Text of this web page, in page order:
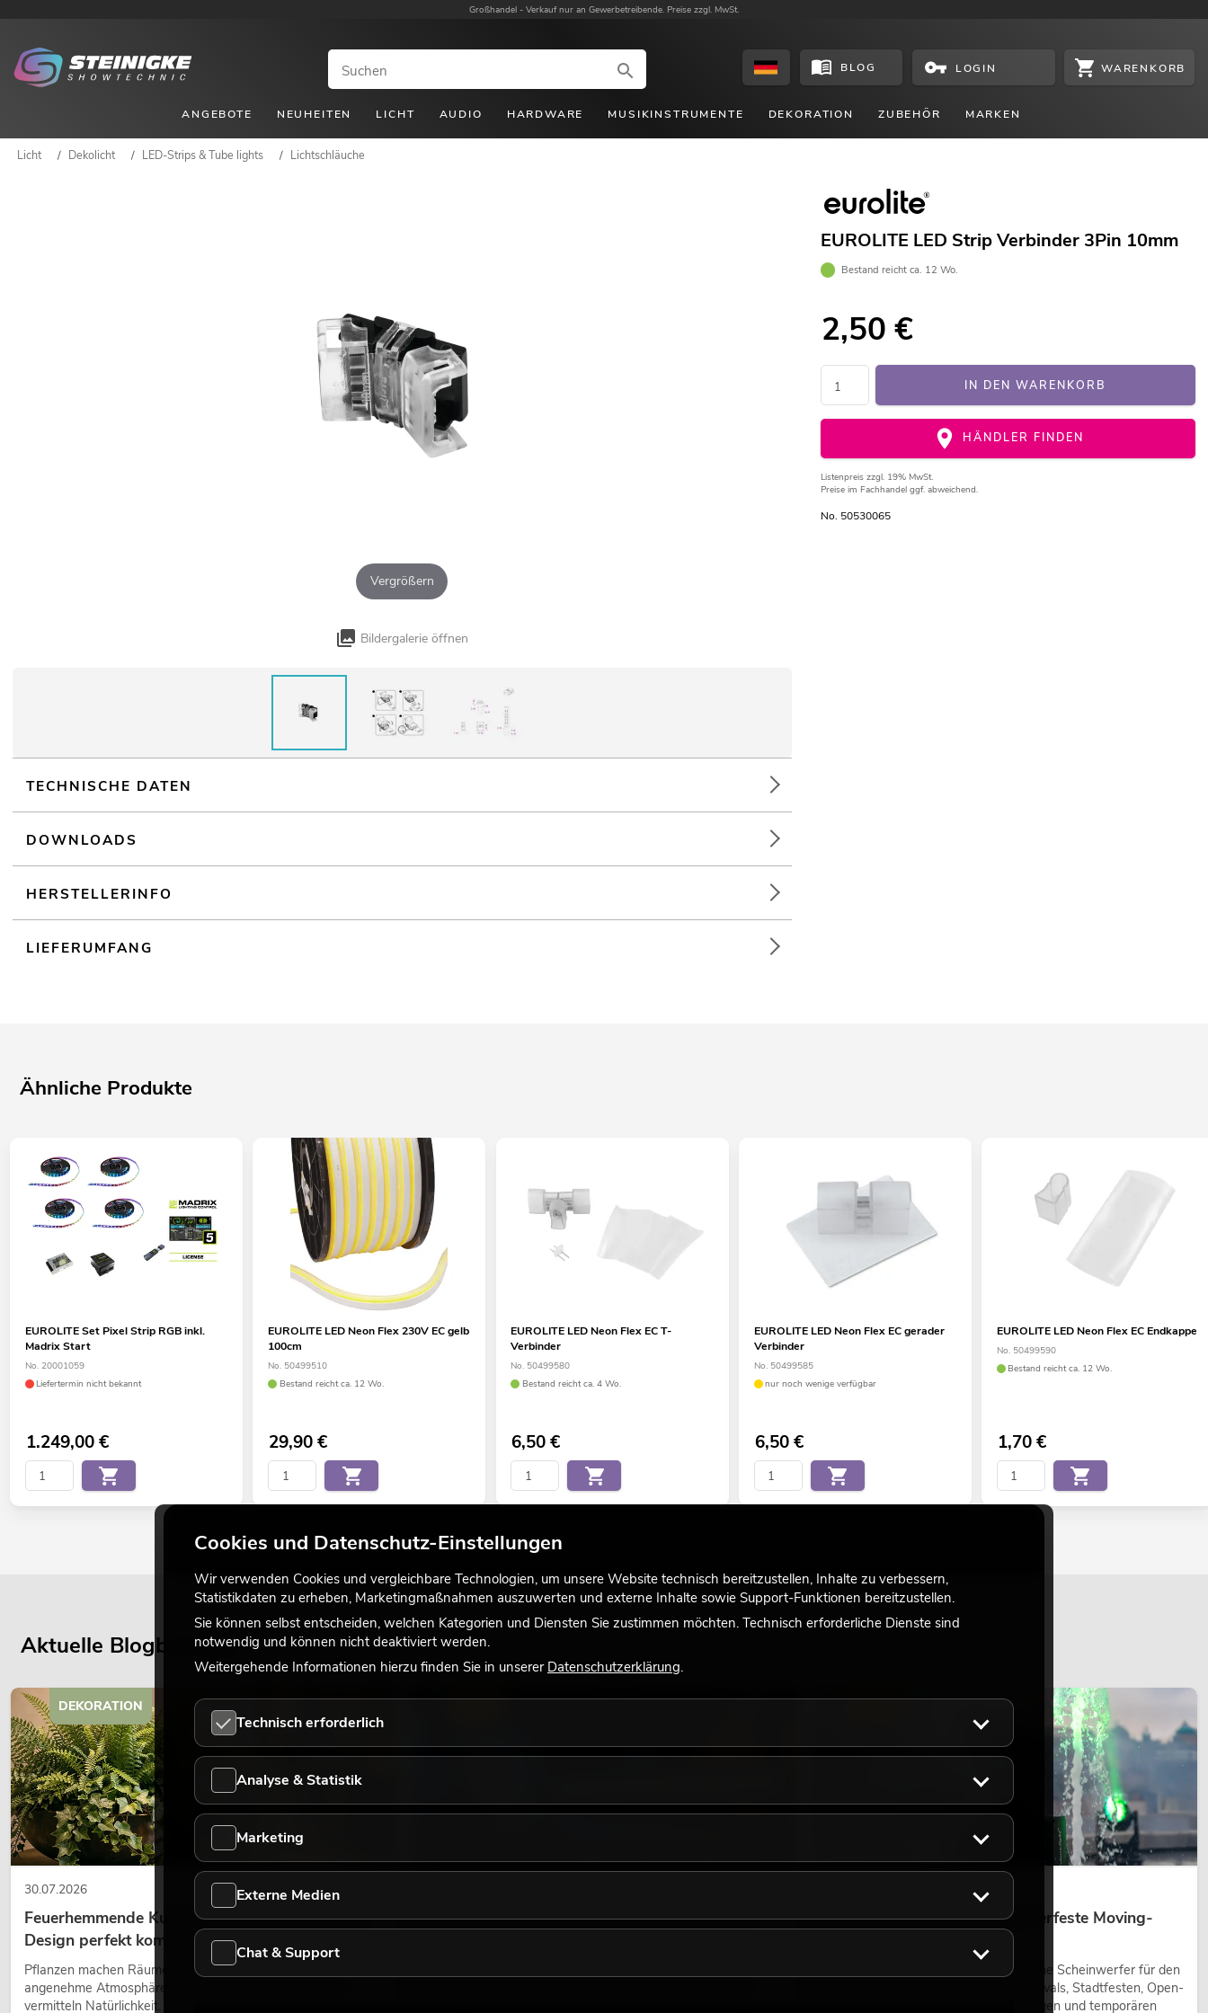
Großhandel - Verkauf nur an Gewerbetreibende. Preise zzgl. MwSt.
BLOG LOGIN WARENKORB
ANGEBOTE NEUHEITEN LICHT AUDIO HARDWARE MUSIKINSTRUMENTE DEKORATION ZUBEHÖR MARKEN
Licht / Dekolicht / LED-Strips & Tube lights / Lichtschläuche
Vergrößern
Bildergalerie öffnen
EUROLITE LED Strip Verbinder 3Pin 10mm
Bestand reicht ca. 12 Wo.
2,50 €
IN DEN WARENKORB
HÄNDLER FINDEN
Listenpreis zzgl. 19% MwSt.
Preise im Fachhandel ggf. abweichend.
No. 50530065
TECHNISCHE DATEN
DOWNLOADS
HERSTELLERINFO
LIEFERUMFANG
Ähnliche Produkte
EUROLITE Set Pixel Strip RGB inkl.
Madrix Start
No. 20001059
Liefertermin nicht bekannt
1.249,00€
EUROLITE LED Neon Flex 230V EC gelb
100cm
No. 50499510
Bestand reicht ca. 12 Wo.
29,90€
EUROLITE LED Neon Flex EC T-
Verbinder
No. 50499580
Bestand reicht ca. 4 Wo.
6,50€
EUROLITE LED Neon Flex EC gerader
Verbinder
No. 50499585
nur noch wenige verfügbar
6,50€
EUROLITE LED Neon Flex EC Endkappe
No. 50499590
Bestand reicht ca. 12 Wo.
1,70€
Aktuelle Blogbeiträge
30.07.2026
Feuerhemmende Kunstpflanzen: Sicherheit und
Design perfekt kombiniert
Pflanzen machen Räume lebendig. Sie schaffen eine
angenehme Atmosphäre, verbessern das Ambiente und
vermitteln Natürlichkeit. Ob in Hotels, Restaurants,
DEKORATION
Retro-Licht im modernen Lichtdesign: Warum
Outdoor Moving-Heads: Wetterfeste Moving-
Outdoor Moving-Heads sind bewegliche Scheinwerfer für den
Einsatz im Freien. Sie werden bei Festivals, Stadtfesten, Open-
Air-Konzerten, Architekturinszenierungen und temporären
Cookies und Datenschutz-Einstellungen
Wir verwenden Cookies und vergleichbare Technologien, um unsere Website technisch bereitzustellen, Inhalte zu verbessern,
Statistikdaten zu erheben, Marketingmaßnahmen auszuwerten und externe Inhalte sowie Support-Funktionen bereitzustellen.
Sie können selbst entscheiden, welchen Kategorien und Diensten Sie zustimmen möchten. Technisch erforderliche Dienste sind
notwendig und können nicht deaktiviert werden.
Weitergehende Informationen hierzu finden Sie in unserer Datenschutzerklärung.
Technisch erforderlich
Analyse & Statistik
Marketing
Externe Medien
Chat & Support